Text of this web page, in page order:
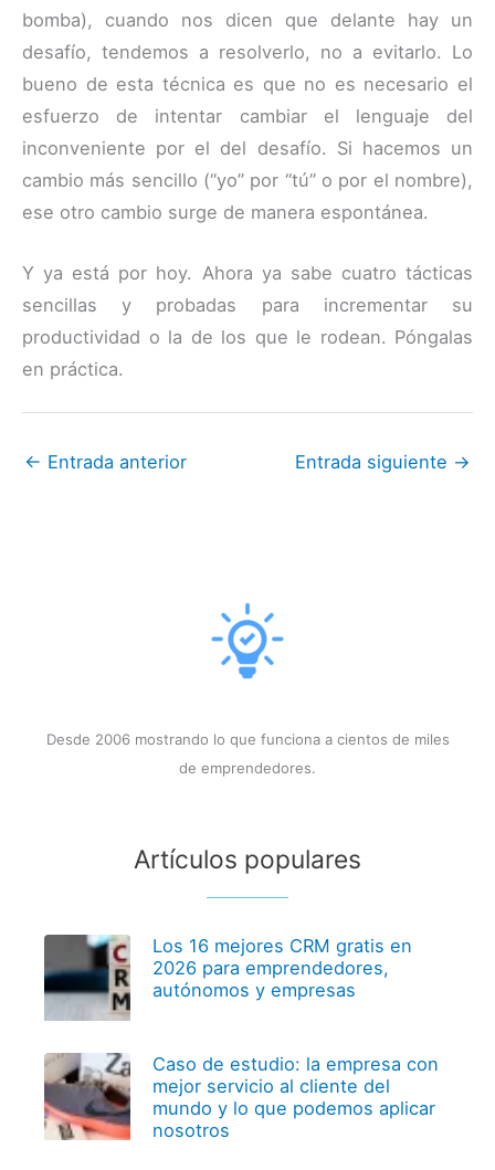
bomba), cuando nos dicen que delante hay un
desafío, tendemos a resolverlo, no a evitarlo. Lo
bueno de esta técnica es que no es necesario el
esfuerzo de intentar cambiar el lenguaje del
inconveniente por el del desafío. Si hacemos un
cambio más sencillo (“yo” por “tú” o por el nombre),
ese otro cambio surge de manera espontánea.
Y ya está por hoy. Ahora ya sabe cuatro tácticas
sencillas y probadas para incrementar su
productividad o la de los que le rodean. Póngalas
en práctica.
← Entrada anterior Entrada siguiente →
Desde 2006 mostrando lo que funciona a cientos de miles
de emprendedores.
Artículos populares
Los 16 mejores CRM gratis en
2026 para emprendedores,
autónomos y empresas
Caso de estudio: la empresa con
mejor servicio al cliente del
mundo y lo que podemos aplicar
nosotros